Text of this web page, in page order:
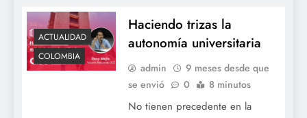
ACTUALIDAD
COLOMBIA
Haciendo trizas la
autonomía universitaria
admin
9 meses desde que
se envió
0 8 minutos
No tienen precedente en la